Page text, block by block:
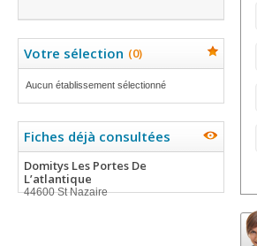
Votre sélection (0)
Aucun établissement sélectionné
Fiches déjà consultées
Domitys Les Portes De
L’atlantique
44600 St Nazaire